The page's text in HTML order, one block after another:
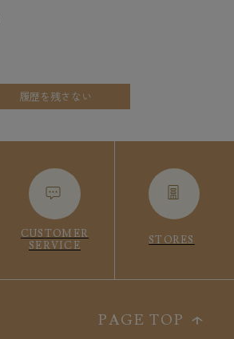
履歴を残さない
CUSTOMER
SERVICE
STORES
PAGE TOP